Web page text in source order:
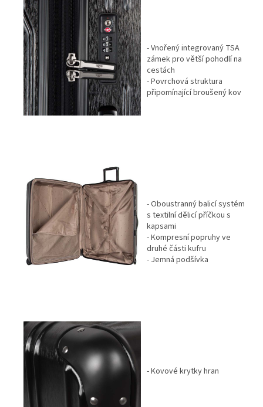
- Vnořený integrovaný TSA
zámek pro větší pohodlí na
cestách
- Povrchová struktura
připomínající broušený kov
- Oboustranný balicí systém
s textilní dělicí příčkou s
kapsami
- Kompresní popruhy ve
druhé části kufru
- Jemná podšívka
- Kovové krytky hran